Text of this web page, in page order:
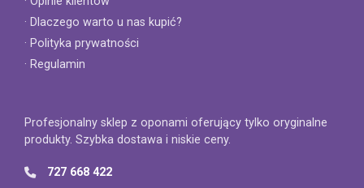
· Dlaczego warto u nas kupić?
· Polityka prywatności
· Regulamin
Profesjonalny sklep z oponami oferujący tylko oryginalne
produkty. Szybka dostawa i niskie ceny.
727 668 422